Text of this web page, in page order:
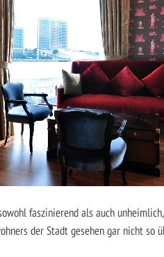
faszinierend als auch
der Stadt gesehen gar nicht